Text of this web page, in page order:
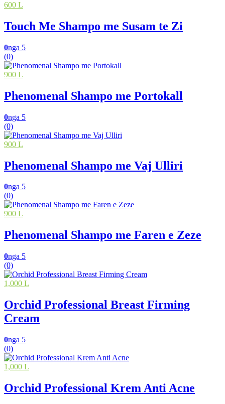
600 L
Touch Me Shampo me Susam te Zi
0nga 5
(0)
900 L
Phenomenal Shampo me Portokall
0nga 5
(0)
900 L
Phenomenal Shampo me Vaj Ulliri
0nga 5
(0)
900 L
Phenomenal Shampo me Faren e Zeze
0nga 5
(0)
1,000 L
Orchid Professional Breast Firming
Cream
0nga 5
(0)
1,000 L
Orchid Professional Krem Anti Acne